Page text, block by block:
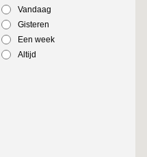
Vandaag
Gisteren
Een week
Altijd